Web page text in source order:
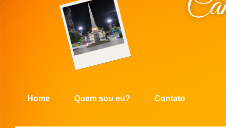
Home Quem sou eu? Contato